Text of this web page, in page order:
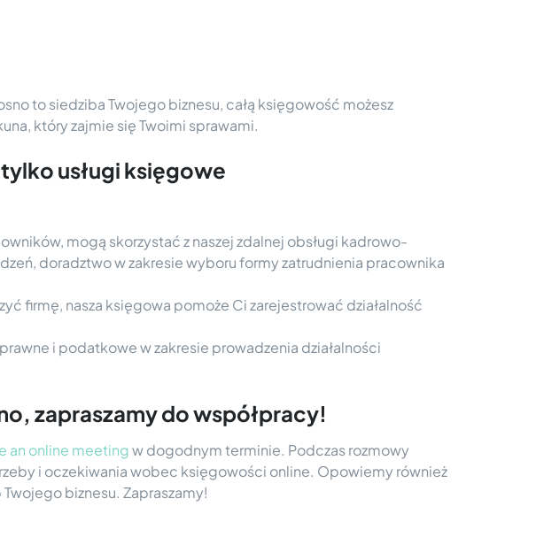
to siedziba Twojego biznesu, całą księgowość możesz
który zajmie się Twoimi sprawami.
usługi księgowe
mogą skorzystać z naszej zdalnej obsługi kadrowo-
doradztwo w zakresie wyboru formy zatrudnienia pracownika
firmę, nasza księgowa pomoże Ci zarejestrować działalność
i podatkowe w zakresie prowadzenia działalności
zapraszamy do współpracy!
an online meetingw dogodnym terminie. Podczas rozmowy
i oczekiwania wobec księgowości online. Opowiemy również
biznesu. Zapraszamy!